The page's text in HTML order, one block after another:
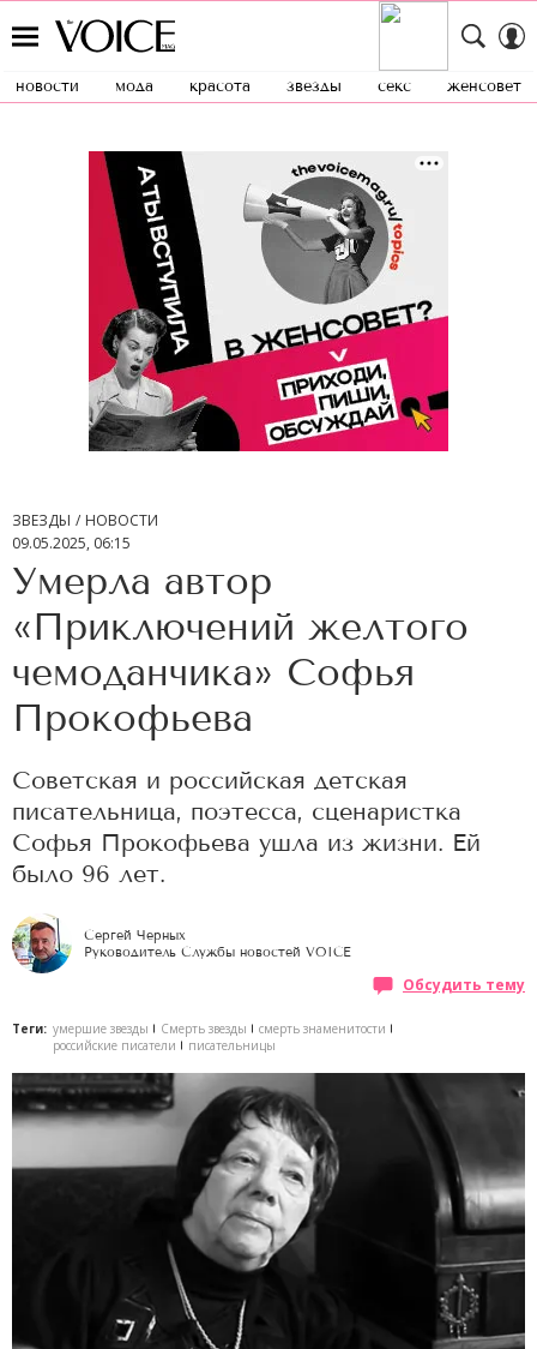
новости мода красота звезды секс женсовет
ЗВЕЗДЫ
НОВОСТИ
09.05.2025, 06:15
Умерла автор
«Приключений желтого
чемоданчика» Софья
Прокофьева
Советская и российская детская
писательница, поэтесса, сценаристка
Софья Прокофьева ушла из жизни. Ей
было 96 лет.
Сергей Черных
Руководитель Службы новостей VOICE
Обсудить тему
Теги: умершие звезды Смерть звезды
смерть знаменитости
российские писатели
писательницы